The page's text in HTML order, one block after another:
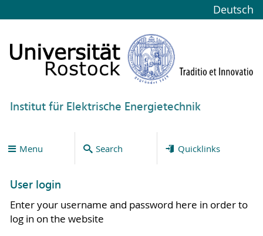
Deutsch
Institut für Elektrische Energietechnik
Menu Search Quicklinks
User login
Enter your username and password here in order to
log in on the website